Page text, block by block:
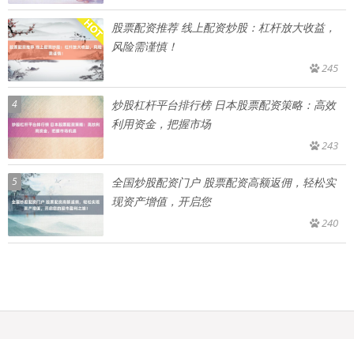
股票配资推荐 线上配资炒股：杠杆放大收益，
风险需谨慎！
245
4
炒股杠杆平台排行榜 日本股票配资策略：高效
利用资金，把握市场
243
5
全国炒股配资门户 股票配资高额返佣，轻松实
现资产增值，开启您
240